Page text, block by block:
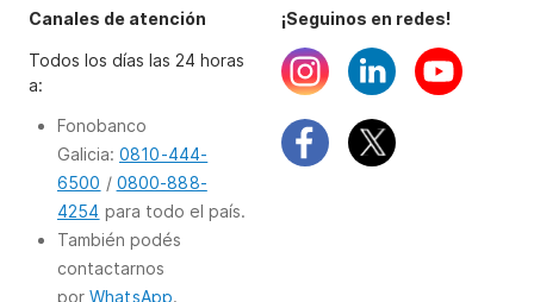
¡Seguinos en redes!
Canales de atención
Todos los días las 24 horas
a:
Fonobanco
Galicia: 0810-444-
6500 / 0800-888-
4254 para todo el país.
También podés
contactarnos
por WhatsApp.